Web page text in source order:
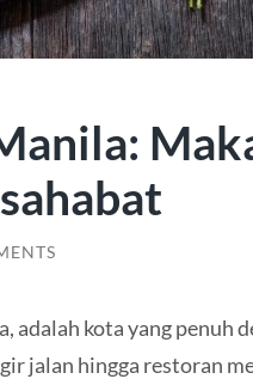
adalah kota yang penuh
jalan hingga restoran